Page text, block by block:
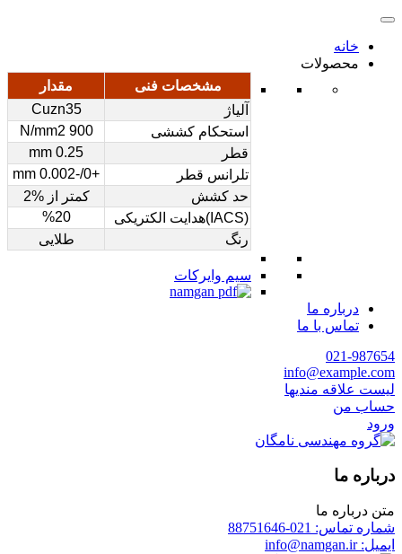
خانه
محصولات
مشخصات فنی
مقدار
آلیاژ
Cuzn35
استحکام کششی
900 N/mm2
قطر
0.25 mm
تلرانس قطر
+0/-0.002 mm
حد کشش
کمتر از %2
(IACS)هدایت الکتریکی
%20
رنگ
طلایی
سیم وایرکات
درباره ما
تماس با ما
021-987654
info@example.com
لیست علاقه مندیها
حساب من
ورود
درباره ما
متن درباره ما
شماره تماس: 021-88751646
ایمیل: info@namgan.ir